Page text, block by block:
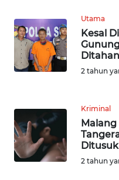
Utama
Kesal
2 tahun
Kriminal
Malang
2 tahun
MEDIA
SIBER
REDAKSI
DISCLAIMER
Wahana